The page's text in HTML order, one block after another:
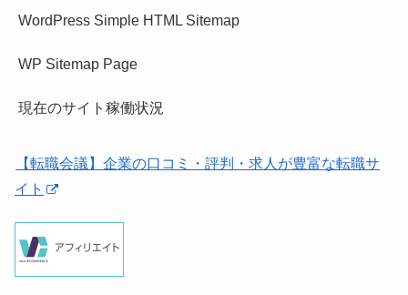
WordPress Simple HTML Sitemap
WP Sitemap Page
現在のサイト稼働状況
【転職会議】企業の口コミ・評判・求人が豊富な転職サ
イト